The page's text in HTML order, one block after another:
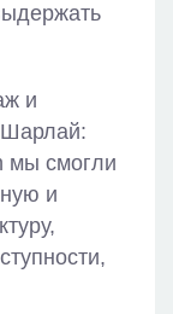
и
Шарлай:
мы смогли
и